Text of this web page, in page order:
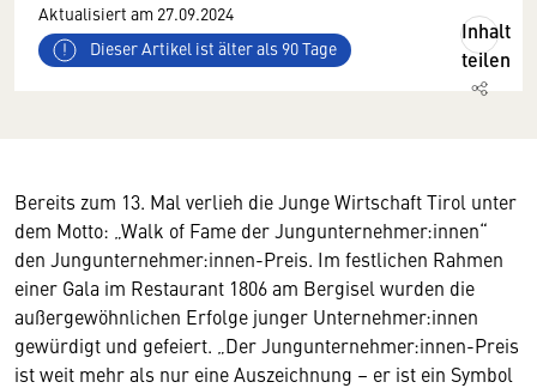
Aktualisiert am 27.09.2024
Dieser Artikel ist älter als 90 Tage
Inhalt
teilen
Bereits zum 13. Mal verlieh die Junge Wirtschaft Tirol unter
dem Motto: „Walk of Fame der Jungunternehmer:innen“
den Jungunternehmer:innen-Preis. Im festlichen Rahmen
einer Gala im Restaurant 1806 am Bergisel wurden die
außergewöhnlichen Erfolge junger Unternehmer:innen
gewürdigt und gefeiert. „Der Jungunternehmer:innen-Preis
ist weit mehr als nur eine Auszeichnung – er ist ein Symbol